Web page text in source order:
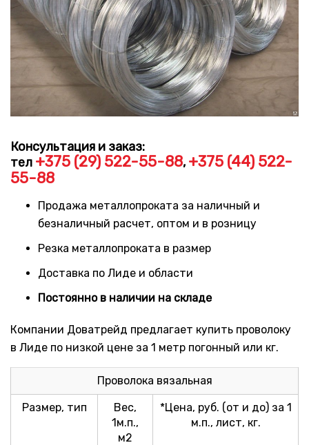
Консультация и заказ:
тел +375 (29) 522-55-88, +375 (44) 522-
55-88
Продажа металлопроката за наличный и
безналичный расчет, оптом и в розницу
Резка металлопроката в размер
Доставка по Лиде и области
Постоянно в наличии на складе
Компании Доватрейд предлагает купить проволоку
в Лиде по низкой цене за 1 метр погонный или кг.
Проволока вязальная
Размер, тип
Вес,
1м.п.,
м2
*Цена, руб. (от и до) за 1
м.п., лист, кг.